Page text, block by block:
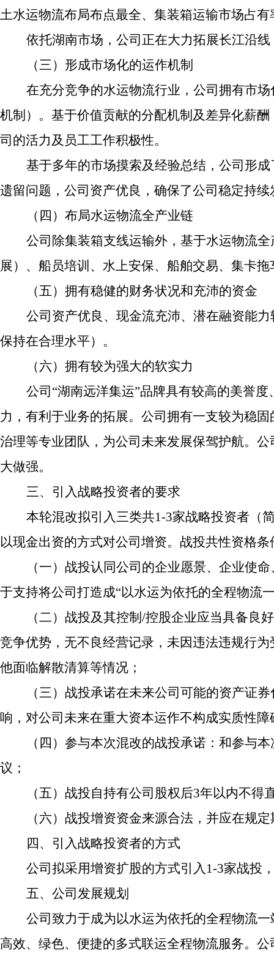
土水运物流布局布点最全、集装箱运输市场占
依托湖南市场，公司正在大力拓展长江沿
（三）形成市场化的运作机制
在充分竞争的水运物流行业，公司拥有市
机制）。基于价值贡献的分配机制及差异化薪
司的活力及员工工作积极性。
基于多年的市场摸索及经验总结，公司形
遗留问题，公司资产优良，确保了公司稳定持续
（四）布局水运物流全产业链
公司除集装箱支线运输外，基于水运物流
展）、船员培训、水上安保、船舶交易、集卡
（五）拥有稳健的财务状况和充沛的资金
公司资产优良、现金流充沛、潜在融资能
保持在合理水平）。
（六）拥有较为强大的软实力
公司“湖南远洋集运”品牌具有较高的美誉
力，有利于业务的拓展。公司拥有一支较为稳
治理等专业团队，为公司未来发展保驾护航。
大做强。
三、引入战略投资者的要求
本轮混改拟引入三类共1-3家战略投资者（
以现金出资的方式对公司增资。战投共性资格条
（一） 战投认同公司的企业愿景、企业使
于支持将公司打造成“以水运为依托的全程物流
（二） 战投及其控制/控股企业应当具备良
竞争优势，无不良经营记录，未因违法违规行
他面临解散清算等情况；
（三） 战投承诺在未来公司可能的资产证
响，对公司未来在重大资本运作不构成实质性障
（四） 参与本次混改的战投承诺：和参与
议；
（五） 战投自持有公司股权后3年以内不得
（六） 战投增资资金来源合法，并应在规
四、引入战略投资者的方式
公司拟采用增资扩股的方式引入1-3家战投
五、公司发展规划
公司致力于成为以水运为依托的全程物流
高效、绿色、便捷的多式联运全程物流服务。